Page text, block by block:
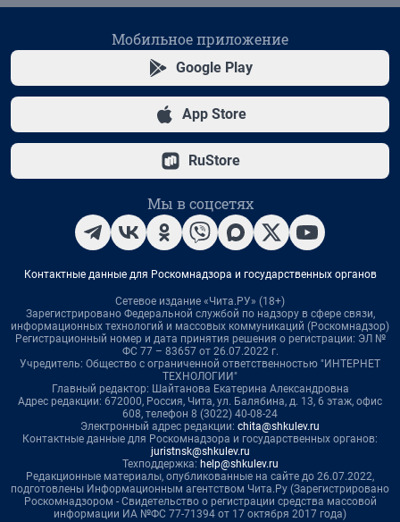
Мобильное приложение
Google Play
App Store
RuStore
Мы в соцсетях
Контактные данные для Роскомнадзора и государственных органов
Сетевое издание «Чита.РУ» (18+)
Зарегистрировано Федеральной службой по надзору в сфере связи,
информационных технологий и массовых коммуникаций (Роскомнадзор)
Регистрационный номер и дата принятия решения о регистрации: ЭЛ №
ФС 77 – 83657 от 26.07.2022 г.
Учредитель: Общество с ограниченной ответственностью "ИНТЕРНЕТ
ТЕХНОЛОГИИ"
Главный редактор: Шайтанова Екатерина Александровна
Адрес редакции: 672000, Россия, Чита, ул. Балябина, д. 13, 6 этаж, офис
608, телефон 8 (3022) 40-08-24
Электронный адрес редакции: chita@shkulev.ru
Контактные данные для Роскомнадзора и государственных органов:
juristnsk@shkulev.ru
Техподдержка: help@shkulev.ru
Редакционные материалы, опубликованные на сайте до 26.07.2022,
подготовлены Информационным агентством Чита.Ру (Зарегистрировано
Роскомнадзором - Свидетельство о регистрации средства массовой
информации ИА №ФС 77-71394 от 17 октября 2017 года)